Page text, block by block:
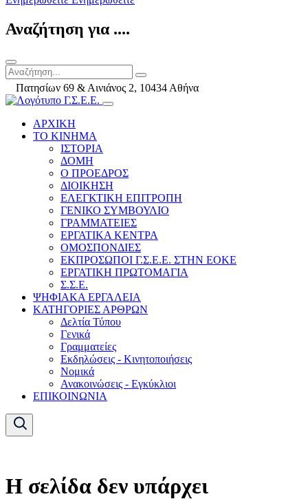
Αναζήτηση για ....
Πατησίων 69 & Αινιάνος 2, 10434 Αθήνα
ΑΡΧΙΚΗ
ΤΟ ΚΙΝΗΜΑ
ΙΣΤΟΡΙΑ
ΔΟΜΗ
Ο ΠΡΟΕΔΡΟΣ
ΔΙΟΙΚΗΣΗ
ΕΛΕΓΚΤΙΚΗ ΕΠΙΤΡΟΠΗ
ΓΕΝΙΚΟ ΣΥΜΒΟΥΛΙΟ
ΓΡΑΜΜΑΤΕΙΕΣ
ΕΡΓΑΤΙΚΑ ΚΕΝΤΡΑ
ΟΜΟΣΠΟΝΔΙΕΣ
ΕΚΠΡΟΣΩΠΟΙ Γ.Σ.Ε.Ε. ΣΤΗΝ ΕΟΚΕ
ΕΡΓΑΤΙΚΗ ΠΡΩΤΟΜΑΓΙΑ
Σ.Σ.Ε.
ΨΗΦΙΑΚΑ ΕΡΓΑΛΕΙΑ
ΚΑΤΗΓΟΡΙΕΣ ΑΡΘΡΩΝ
Δελτία Τύπου
Γενικά
Γραμματείες
Εκδηλώσεις - Κινητοποιήσεις
Νομικά
Ανακοινώσεις - Εγκύκλιοι
ΕΠΙΚΟΙΝΩΝΙΑ
Η σελίδα δεν υπάρχει